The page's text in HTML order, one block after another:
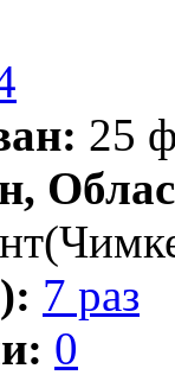
25
7 раз
0